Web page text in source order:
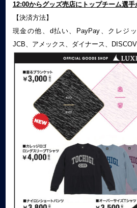
12:00からグッズ売店にトップチーム選手
【決済方法】
現金の他、d払い、
PayPay 、クレジ
JCB、アメックス、ダイナース、